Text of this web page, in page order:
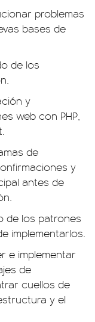
problemas
bases de
de los
y
web con PHP,
de
y
antes de
de los patrones
implementarlos.
e implementar
de
cuellos de
y el